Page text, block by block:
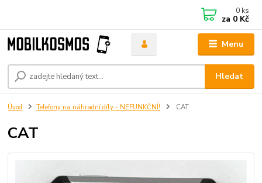
Menu
Hledat
0 ks
za 0 Kč
Úvod Telefony na náhradní díly - NEFUNKČNÍ! CAT
CAT